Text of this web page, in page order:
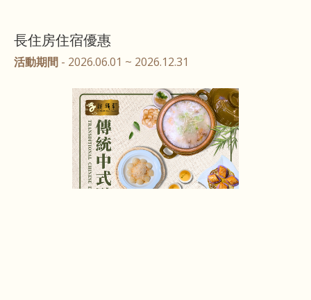
長住房住宿優惠
活動期間 - 2026.06.01 ~ 2026.12.31